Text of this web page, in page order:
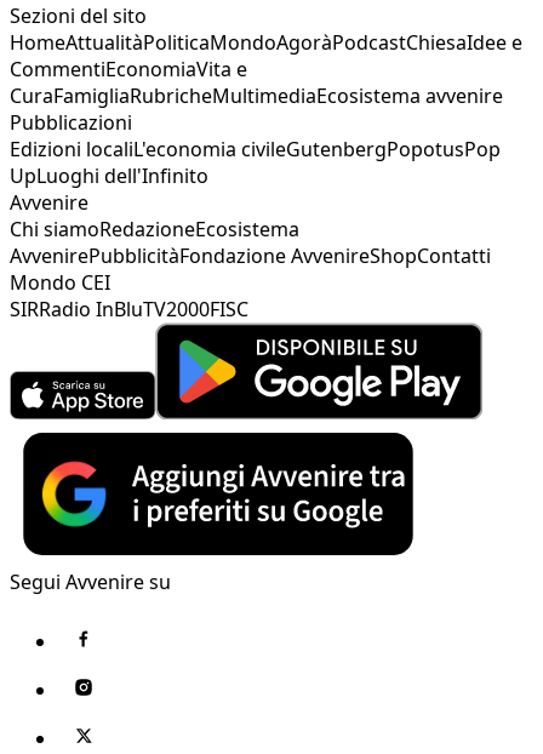
Sezioni del sito
HomeAttualitàPoliticaMondoAgoràPodcastChiesaIdee e
CommentiEconomiaVita e
CuraFamigliaRubricheMultimediaEcosistema avvenire
Pubblicazioni
Edizioni localiL'economia civileGutenbergPopotusPop
UpLuoghi dell'Infinito
Avvenire
Chi siamoRedazioneEcosistema
AvvenirePubblicitàFondazione AvvenireShopContatti
Mondo CEI
SIRRadio InBluTV2000FISC
Segui Avvenire su